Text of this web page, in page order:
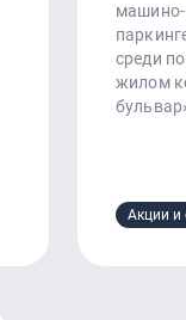
среди
жилом
Акции и